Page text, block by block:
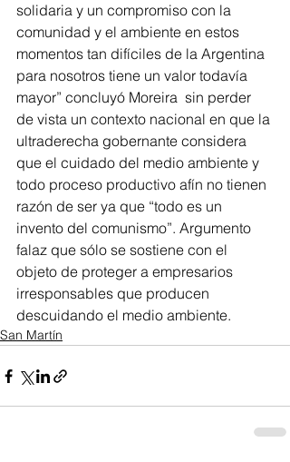
solidaria y un compromiso con la
comunidad y el ambiente en estos
momentos tan difíciles de la Argentina
para nosotros tiene un valor todavía
mayor” concluyó Moreira  sin perder
de vista un contexto nacional en que la
ultraderecha gobernante considera
que el cuidado del medio ambiente y
todo proceso productivo afín no tienen
razón de ser ya que “todo es un
invento del comunismo”. Argumento
falaz que sólo se sostiene con el
objeto de proteger a empresarios
irresponsables que producen
descuidando el medio ambiente.
San Martín